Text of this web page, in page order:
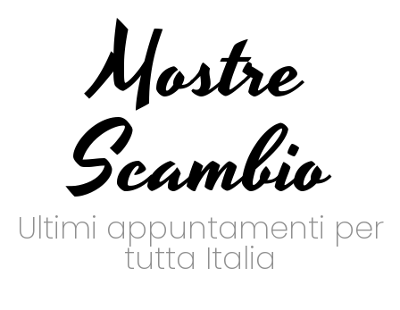
Mostre
Scambio
Ultimi appuntamenti per
tutta Italia